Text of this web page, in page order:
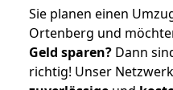
Sie planen einen
Ortenberg und
Geld sparen? Dann
richtig! Unser